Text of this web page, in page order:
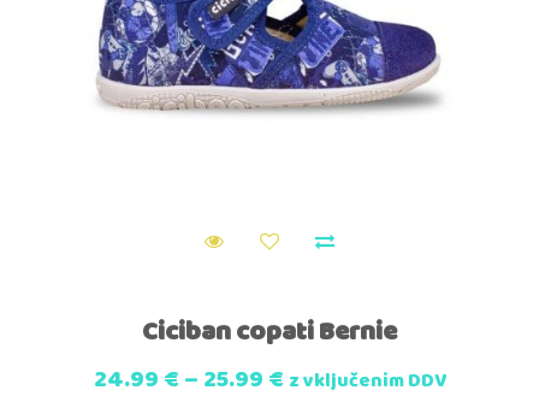
Ciciban copati Bernie
24.99€–25.99€ z vključenim DDV